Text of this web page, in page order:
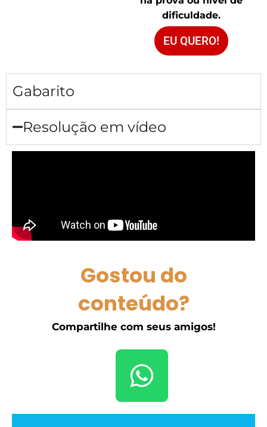
dificuldade.
EU QUERO!
Gabarito
Resolução em vídeo
Gostou do
conteúdo?
Compartilhe com seus amigos!